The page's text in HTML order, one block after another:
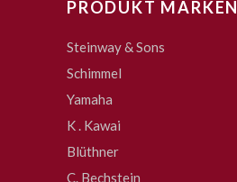
PRODUKT MARKEN
Steinway & Sons
Schimmel
Yamaha
K . Kawai
Blüthner
C. Bechstein